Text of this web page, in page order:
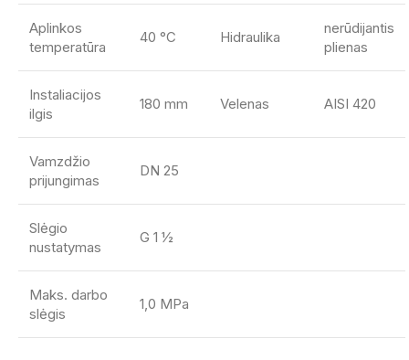
Aplinkos
temperatūra
40 °C Hidraulika
nerūdijantis
plienas
Instaliacijos
ilgis
180 mm Velenas AISI 420
Vamzdžio
prijungimas
DN 25
Slėgio
nustatymas
G 1 ½
Maks. darbo
slėgis
1,0 MPa